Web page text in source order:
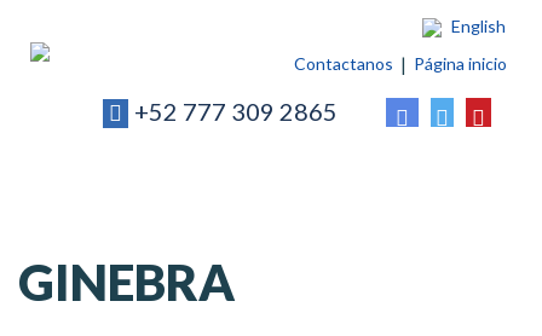
English
Contactanos
Página inicio
+52 777 309 2865
GINEBRA